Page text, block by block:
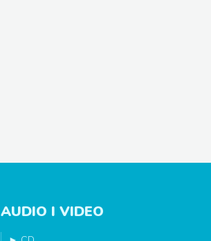
AUDIO I VIDEO